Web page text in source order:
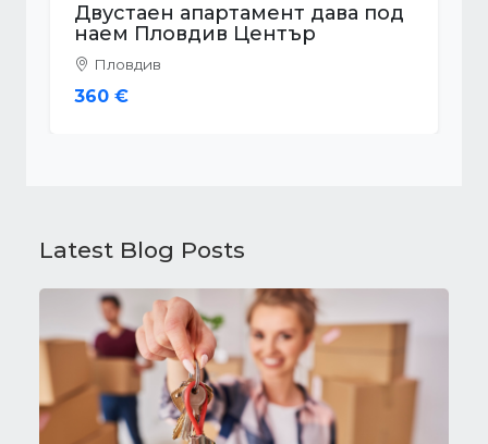
Двустаен апартамент дава под
наем Пловдив Остромила
Пловдив
350 €
Latest Blog Posts